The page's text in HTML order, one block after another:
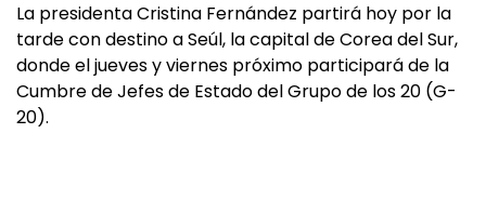
La presidenta Cristina Fernández partirá hoy por la
tarde con destino a Seúl, la capital de Corea del Sur,
donde el jueves y viernes próximo participará de la
Cumbre de Jefes de Estado del Grupo de los 20 (G-
20).